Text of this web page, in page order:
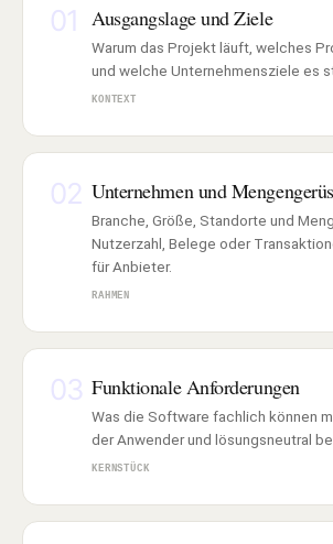
01 Ausgangslage und Ziele
Warum das Projekt läuft, welches
und welche Unternehmensziele es
KONTEXT
02 Unternehmen und
Branche, Größe, Standorte und
Nutzerzahl, Belege oder
für Anbieter.
RAHMEN
03 Funktionale Anforderungen
Was die Software fachlich können
der Anwender und lösungsneutral
KERNSTÜCK